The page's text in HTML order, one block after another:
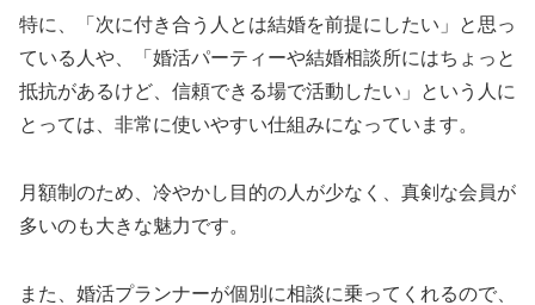
特に、「次に付き合う人とは結婚を前提にしたい」と思っ
ている人や、「婚活パーティーや結婚相談所にはちょっと
抵抗があるけど、信頼できる場で活動したい」という人に
とっては、非常に使いやすい仕組みになっています。
月額制のため、冷やかし目的の人が少なく、真剣な会員が
多いのも大きな魅力です。
また、婚活プランナーが個別に相談に乗ってくれるので、